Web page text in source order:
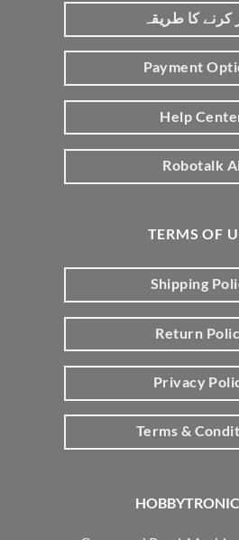
کرنے کا طریقہ
Payment
Help
Robotalk
TERMS OF
Shipping
Return
Privacy
Terms &